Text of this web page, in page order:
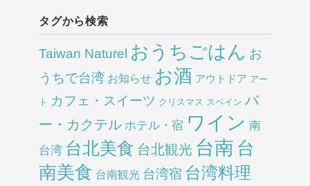
タグから検索
Taiwan Naturel おうちごはん お
うちで台湾 お知らせ お酒 アウトドア アー
ト カフェ・スイーツ クリスマス スペイン バ
ー・カクテル ホテル・宿 ワイン 南
台湾 台北美食 台北観光 台南 台
南美食 台南観光 台湾宿 台湾料理